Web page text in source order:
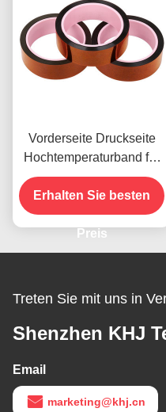
Vorderseite Druckseite
Hochtemperaturband für
das vorhandene Produkt
Erhalten Sie besten
Preis
Treten Sie mit uns in
Shenzhen KHJ
Email
marketing@khj.cn